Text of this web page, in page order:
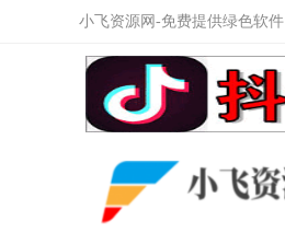
小飞资源网-免费提供绿色软